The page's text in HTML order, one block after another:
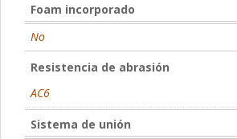
Foam incorporado
No
Resistencia de abrasión
AC6
Sistema de unión